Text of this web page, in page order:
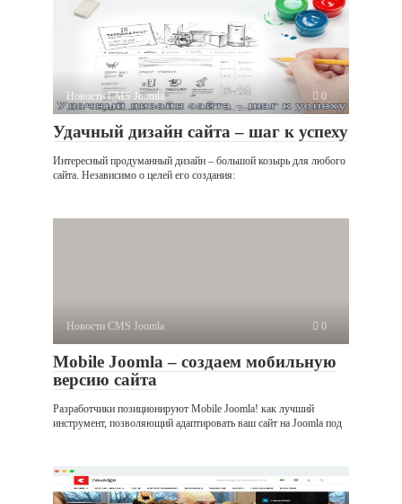
Новости CMS Joomla 0
Удачный дизайн сайта – шаг к успеху
Интересный продуманный дизайн – большой козырь для любого
сайта. Независимо о целей его создания:
Новости CMS Joomla 0
Mobile Joomla – создаем мобильную
версию сайта
Разработчики позиционируют Mobile Joomla! как лучший
инструмент, позволяющий адаптировать ваш сайт на Joomla под